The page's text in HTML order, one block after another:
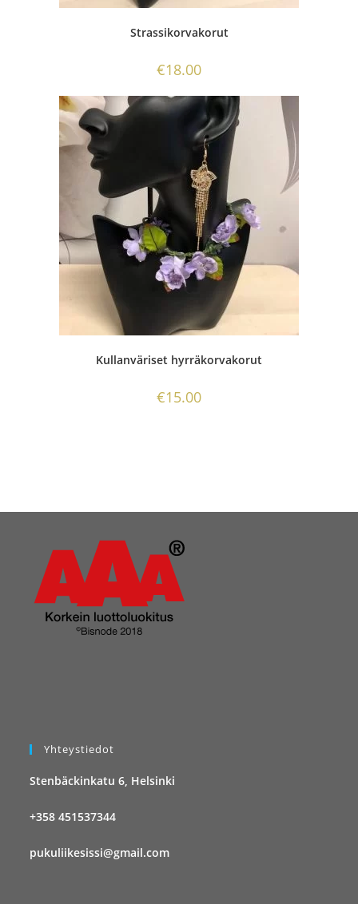
Strassikorvakorut
€18.00
Kullanväriset hyrräkorvakorut
€15.00
Yhteystiedot
Stenbäckinkatu 6, Helsinki
+358 451537344
pukuliikesissi@gmail.com